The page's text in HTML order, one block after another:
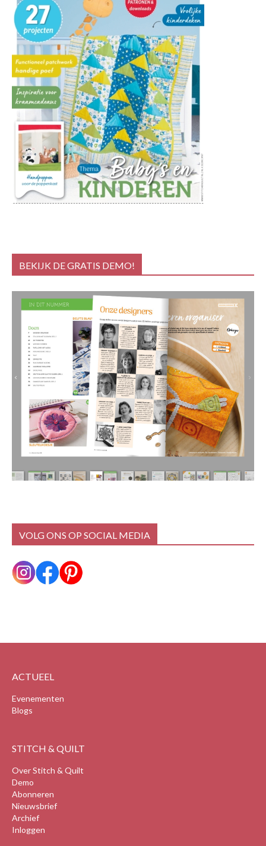
BEKIJK DE GRATIS DEMO!
VOLG ONS OP SOCIAL MEDIA
ACTUEEL
Evenementen
Blogs
STITCH & QUILT
Over Stitch & Quilt
Demo
Abonneren
Nieuwsbrief
Archief
Inloggen